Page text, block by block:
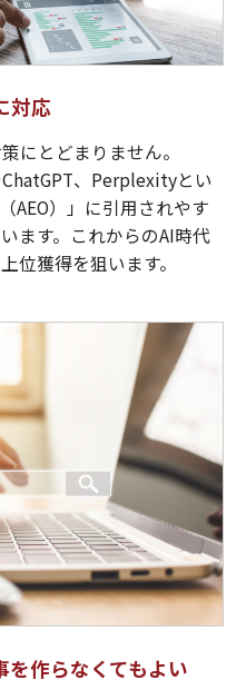
対応
にとどまりません。
、Perplexityとい
AEO）」に引用されやす
ます。これからのAI時代
位獲得を狙います。
作らなくてもよい